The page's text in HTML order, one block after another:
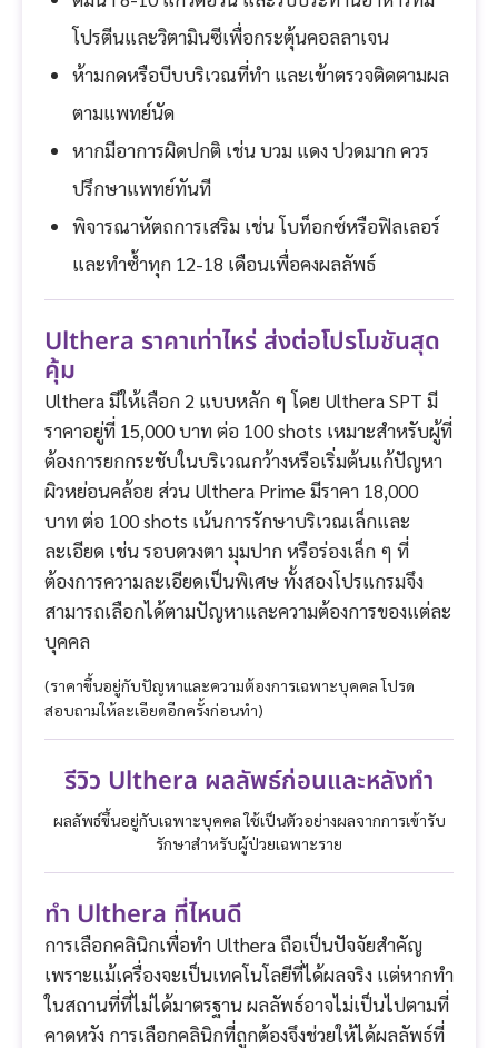
โปรตีนและวิตามินซีเพื่อกระตุ้นคอลลาเจน
ห้ามกดหรือบีบบริเวณที่ทำ และเข้าตรวจติดตามผล
ตามแพทย์นัด
หากมีอาการผิดปกติ เช่น บวม แดง ปวดมาก ควร
ปรึกษาแพทย์ทันที
พิจารณาหัตถการเสริม เช่น โบท็อกซ์หรือฟิลเลอร์
และทำซ้ำทุก 12-18 เดือนเพื่อคงผลลัพธ์
Ulthera ราคาเท่าไหร่ ส่งต่อโปรโมชันสุด
คุ้ม
Ulthera มีให้เลือก 2 แบบหลัก ๆ โดย Ulthera SPT มี
ราคาอยู่ที่ 15,000 บาท ต่อ 100 shots เหมาะสำหรับผู้ที่
ต้องการยกกระชับในบริเวณกว้างหรือเริ่มต้นแก้ปัญหา
ผิวหย่อนคล้อย ส่วน Ulthera Prime มีราคา 18,000
บาท ต่อ 100 shots เน้นการรักษาบริเวณเล็กและ
ละเอียด เช่น รอบดวงตา มุมปาก หรือร่องเล็ก ๆ ที่
ต้องการความละเอียดเป็นพิเศษ ทั้งสองโปรแกรมจึง
สามารถเลือกได้ตามปัญหาและความต้องการของแต่ละ
บุคคล
(ราคาขึ้นอยู่กับปัญหาและความต้องการเฉพาะบุคคล โปรด
สอบถามให้ละเอียดอีกครั้งก่อนทำ)
รีวิว Ulthera ผลลัพธ์ก่อนและหลังทำ
ผลลัพธ์ขึ้นอยู่กับเฉพาะบุคคล ใช้เป็นตัวอย่างผลจากการเข้ารับ
รักษาสำหรับผู้ป่วยเฉพาะราย
ทำ Ulthera ที่ไหนดี
การเลือกคลินิกเพื่อทำ Ulthera ถือเป็นปัจจัยสำคัญ
เพราะแม้เครื่องจะเป็นเทคโนโลยีที่ได้ผลจริง แต่หากทำ
ในสถานที่ที่ไม่ได้มาตรฐาน ผลลัพธ์อาจไม่เป็นไปตามที่
คาดหวัง การเลือกคลินิกที่ถูกต้องจึงช่วยให้ได้ผลลัพธ์ที่